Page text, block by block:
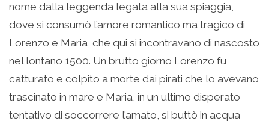
nome dalla leggenda legata alla sua spiaggia,
dove si consumò l’amore romantico ma tragico di
Lorenzo e Maria, che qui si incontravano di nascosto
nel lontano 1500. Un brutto giorno Lorenzo fu
catturato e colpito a morte dai pirati che lo avevano
trascinato in mare e Maria, in un ultimo disperato
tentativo di soccorrere l’amato, si buttò in acqua